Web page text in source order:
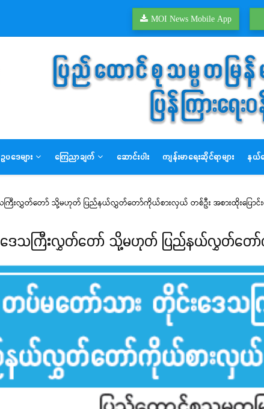
MOI News Mobile App
ဥပဒေများ ကြေညာချက် ဆောင်းပါး ကျန်းမာရေးဆိုင်ရာများ နယ်မ
ကြီးလွှတ်တော် သို့မဟုတ် ပြည်နယ်လွှတ်တော်ကိုယ်စားလှယ် တစ်ဦး အစားထိုးပြောင်
ေသကြီးလွှတ်တော် သို့မဟုတ် ပြည်နယ်လွှတ်တော်ကို